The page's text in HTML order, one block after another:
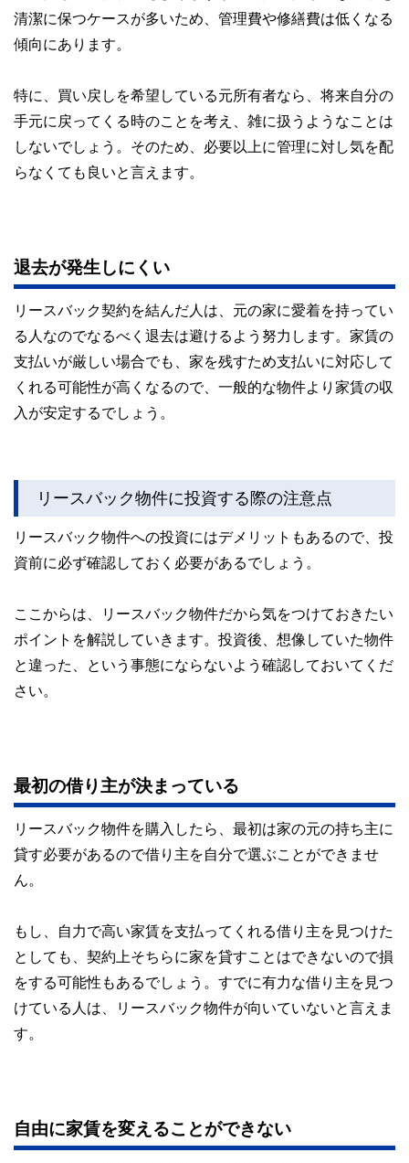
清潔に保つケースが多いため、管理費や修繕費は低くなる
傾向にあります。
特に、買い戻しを希望している元所有者なら、将来自分の
手元に戻ってくる時のことを考え、雑に扱うようなことは
しないでしょう。そのため、必要以上に管理に対し気を配
らなくても良いと言えます。
退去が発生しにくい
リースバック契約を結んだ人は、元の家に愛着を持ってい
る人なのでなるべく退去は避けるよう努力します。家賃の
支払いが厳しい場合でも、家を残すため支払いに対応して
くれる可能性が高くなるので、一般的な物件より家賃の収
入が安定するでしょう。
リースバック物件に投資する際の注意点
リースバック物件への投資にはデメリットもあるので、投
資前に必ず確認しておく必要があるでしょう。
ここからは、リースバック物件だから気をつけておきたい
ポイントを解説していきます。投資後、想像していた物件
と違った、という事態にならないよう確認しておいてくだ
さい。
最初の借り主が決まっている
リースバック物件を購入したら、最初は家の元の持ち主に
貸す必要があるので借り主を自分で選ぶことができませ
ん。
もし、自力で高い家賃を支払ってくれる借り主を見つけた
としても、契約上そちらに家を貸すことはできないので損
をする可能性もあるでしょう。すでに有力な借り主を見つ
けている人は、リースバック物件が向いていないと言えま
す。
自由に家賃を変えることができない